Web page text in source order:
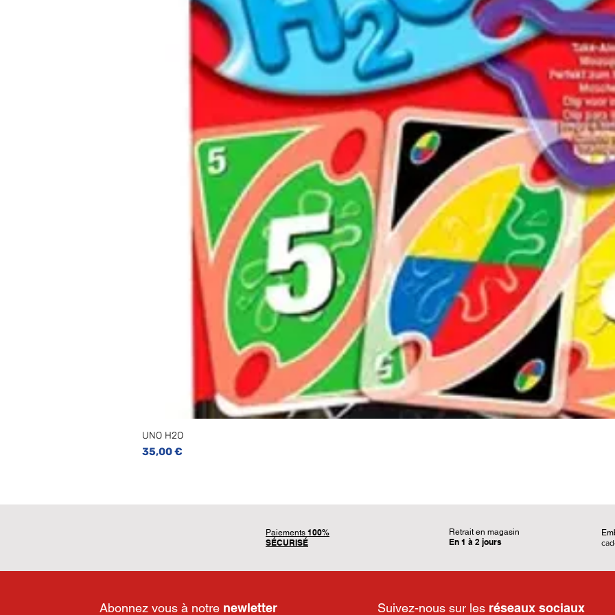
apprentissage et plaisir. Offrez à votre enfant un voyage créatif dans le
monde coloré de LEGO City dès aujourd'hui !
196 pièces.
UNO H2O
Prix
35,00 €
Paiements 100%
SÉCURISÉ
Retrait en magasin
En 1 à 2 jours
Suivez-nous sur les réseaux sociaux
Abonnez vous à notre newletter